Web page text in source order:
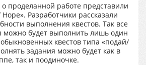
проделанной работе представили
Разработчики рассказали
выполнения квестов. Так все
можно будет выполнить лишь один
квестов типа «подай/
задания можно будет как в
так и поодиночке.